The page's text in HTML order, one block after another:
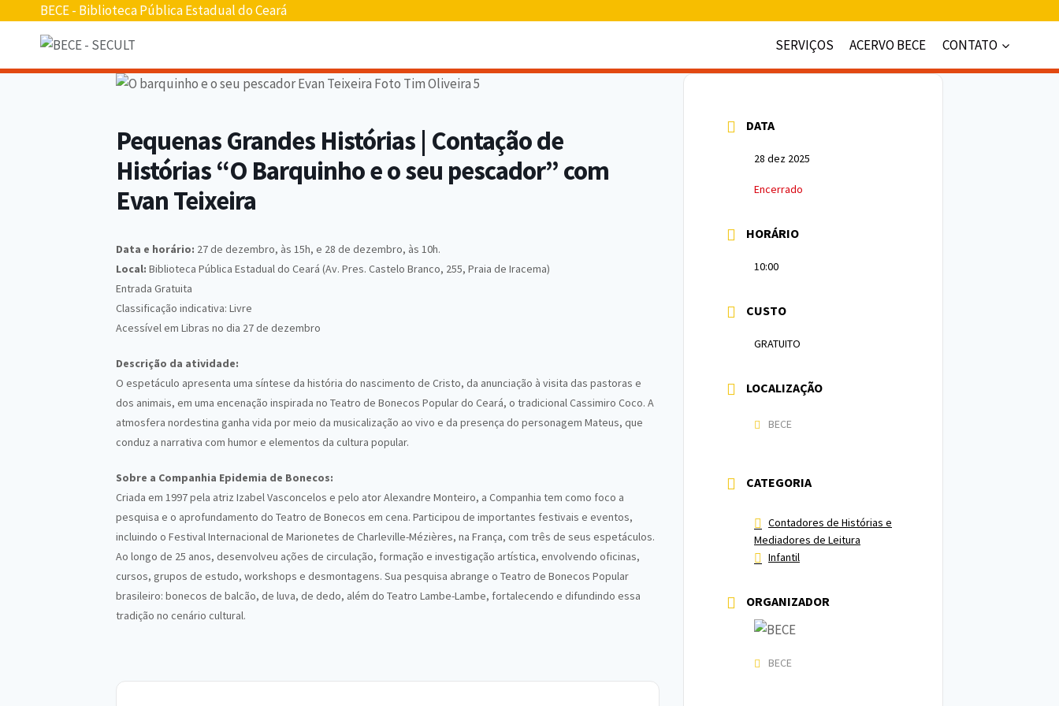
BECE - Biblioteca Pública Estadual do Ceará
SERVIÇOS
ACERVO BECE CONTATO
Pequenas Grandes Histórias | Contação de
Histórias “O Barquinho e o seu pescador” com
Evan Teixeira
Data e horário: 27 de dezembro, às 15h, e 28 de dezembro, às 10h.
Local: Biblioteca Pública Estadual do Ceará (Av. Pres. Castelo Branco, 255, Praia de Iracema)
Entrada Gratuita
Classificação indicativa: Livre
Acessível em Libras no dia 27 de dezembro
Descrição da atividade:
O espetáculo apresenta uma síntese da história do nascimento de Cristo, da anunciação à visita das pastoras e
dos animais, em uma encenação inspirada no Teatro de Bonecos Popular do Ceará, o tradicional Cassimiro Coco. A
atmosfera nordestina ganha vida por meio da musicalização ao vivo e da presença do personagem Mateus, que
conduz a narrativa com humor e elementos da cultura popular.
Sobre a Companhia Epidemia de Bonecos:
Criada em 1997 pela atriz Izabel Vasconcelos e pelo ator Alexandre Monteiro, a Companhia tem como foco a
pesquisa e o aprofundamento do Teatro de Bonecos em cena. Participou de importantes festivais e eventos,
incluindo o Festival Internacional de Marionetes de Charleville-Mézières, na França, com três de seus espetáculos.
Ao longo de 25 anos, desenvolveu ações de circulação, formação e investigação artística, envolvendo oficinas,
cursos, grupos de estudo, workshops e desmontagens. Sua pesquisa abrange o Teatro de Bonecos Popular
brasileiro: bonecos de balcão, de luva, de dedo, além do Teatro Lambe-Lambe, fortalecendo e difundindo essa
tradição no cenário cultural.
DATA
28 dez 2025
Encerrado
HORÁRIO
10:00
CUSTO
GRATUITO
LOCALIZAÇÃO
BECE
CATEGORIA
Contadores de Histórias e
Mediadores de Leitura
Infantil
ORGANIZADOR
BECE